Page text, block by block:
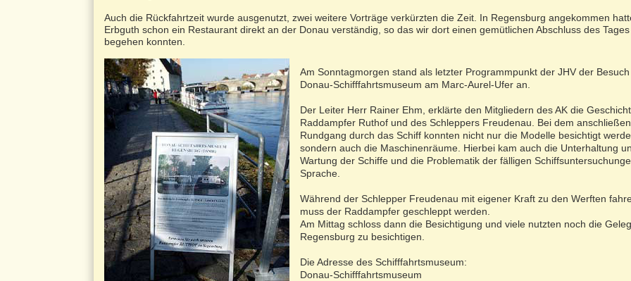
Auch die Rückfahrtzeit wurde ausgenutzt, zwei weitere Vorträge verkürzten die Zeit. In Regensburg angekommen
Erbguth schon ein Restaurant direkt an der Donau verständig, so das wir dort einen gemütlichen Abschluss des Tages
begehen konnten.
Am Sonntagmorgen stand als letzter Programmpunkt der JHV der
Donau-Schifffahrtsmuseum am Marc-Aurel-Ufer an.
Der Leiter Herr Rainer Ehm, erklärte den Mitgliedern des AK die
Raddampfer Ruthof und des Schleppers Freudenau. Bei dem
Rundgang durch das Schiff konnten nicht nur die Modelle besichtigt
sondern auch die Maschinenräume. Hierbei kam auch die Unterhaltung
Wartung der Schiffe und die Problematik der fälligen
Sprache.
Während der Schlepper Freudenau mit eigener Kraft zu den Werften
muss der Raddampfer geschleppt werden.
Am Mittag schloss dann die Besichtigung und viele nutzten noch die
Regensburg zu besichtigen.
Die Adresse des Schifffahrtsmuseum:
Donau-Schifffahrtsmuseum